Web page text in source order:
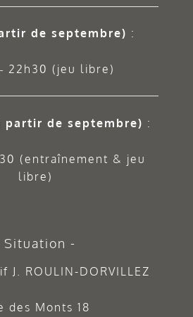
de septembre) :
22h30 (jeu libre)
partir de septembre) :
(entraînement & jeu
libre)
Situation
J. ROULIN-DORVILLEZ
des Monts 18